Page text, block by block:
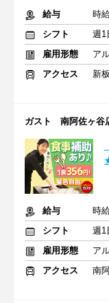
給与
時
シフト
雇用形態
ア
アクセス
新
ガスト 南阿佐ヶ谷
給与
時
シフト
雇用形態
ア
アクセス
南